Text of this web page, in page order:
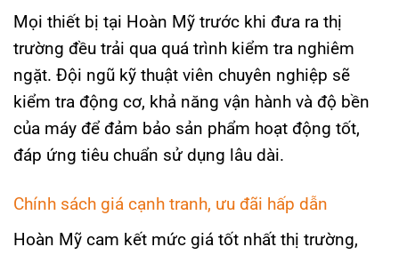
Mọi thiết bị tại Hoàn Mỹ trước khi đưa ra thị
trường đều trải qua quá trình kiểm tra nghiêm
ngặt. Đội ngũ kỹ thuật viên chuyên nghiệp sẽ
kiểm tra động cơ, khả năng vận hành và độ bền
của máy để đảm bảo sản phẩm hoạt động tốt,
đáp ứng tiêu chuẩn sử dụng lâu dài.
Chính sách giá cạnh tranh, ưu đãi hấp dẫn
Hoàn Mỹ cam kết mức giá tốt nhất thị trường,